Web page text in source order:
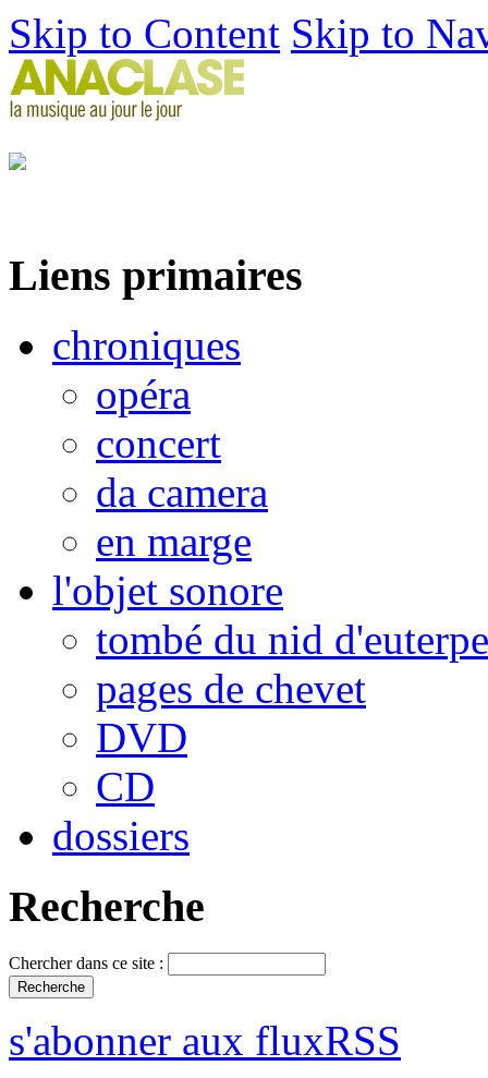
Skip to Content Skip to
Liens primaires
chroniques
opéra
concert
da camera
en marge
l'objet sonore
tombé du nid d'euterpe
pages de chevet
DVD
CD
dossiers
Recherche
Chercher dans ce site :
s'abonner aux fluxRSS